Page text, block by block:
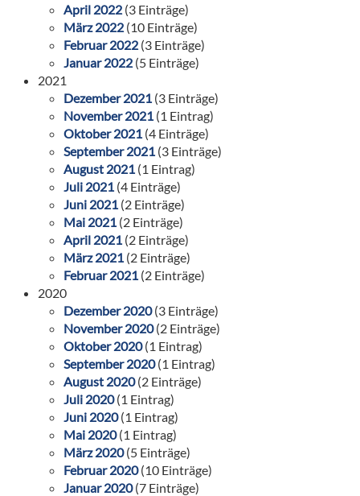
April 2022 (3 Einträge)
März 2022 (10 Einträge)
Februar 2022 (3 Einträge)
Januar 2022 (5 Einträge)
2021
Dezember 2021 (3 Einträge)
November 2021 (1 Eintrag)
Oktober 2021 (4 Einträge)
September 2021 (3 Einträge)
August 2021 (1 Eintrag)
Juli 2021 (4 Einträge)
Juni 2021 (2 Einträge)
Mai 2021 (2 Einträge)
April 2021 (2 Einträge)
März 2021 (2 Einträge)
Februar 2021 (2 Einträge)
2020
Dezember 2020(3 Einträge)
November 2020(2 Einträge)
Oktober 2020(1 Eintrag)
September 2020(1 Eintrag)
August 2020(2 Einträge)
Juli 2020(1 Eintrag)
Juni 2020(1 Eintrag)
Mai 2020(1 Eintrag)
März 2020(5 Einträge)
Februar 2020(10 Einträge)
Januar 2020(7 Einträge)